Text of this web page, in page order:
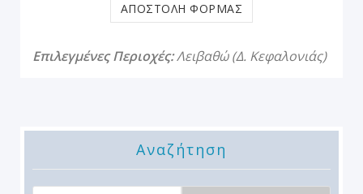
ΑΠΟΣΤΟΛΗ ΦΟΡΜΑΣ
Επιλεγμένες Περιοχές:Λειβαθώ (Δ. Κεφαλονιάς)
Αναζήτηση